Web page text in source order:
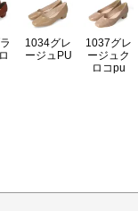
1034グレ
ージュPU
1037グレ
ージュク
ロコpu